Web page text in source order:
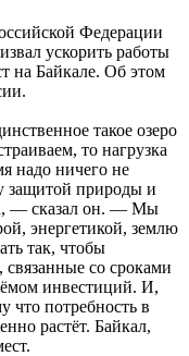
Федерации
ускорить работы
на Байкале. Об этом
такое озеро
то нагрузка
надо ничего не
защитой природы и
— сказал он. — Мы
энергетикой, землю
так, чтобы
связанные со сроками
инвестиций. И,
что потребность в
растёт. Байкал,